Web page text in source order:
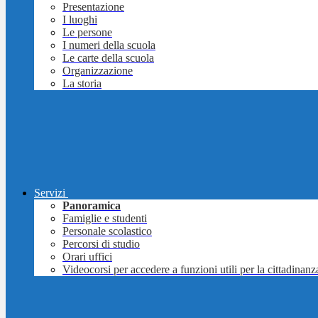
Presentazione
I luoghi
Le persone
I numeri della scuola
Le carte della scuola
Organizzazione
La storia
Servizi
Panoramica
Famiglie e studenti
Personale scolastico
Percorsi di studio
Orari uffici
Videocorsi per accedere a funzioni utili per la